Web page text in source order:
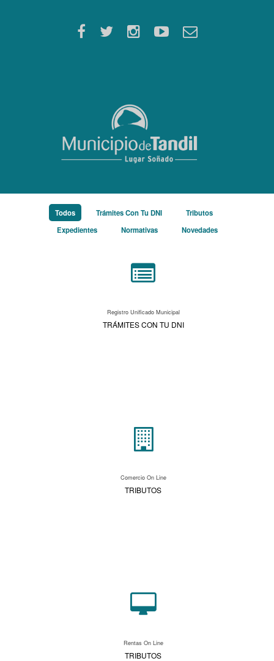
Todos Trámites Con Tu DNI Tributos
Expedientes Normativas Novedades
Registro Unificado Municipal
TRÁMITES CON TU DNI
Comercio On Line
TRIBUTOS
Rentas On Line
TRIBUTOS